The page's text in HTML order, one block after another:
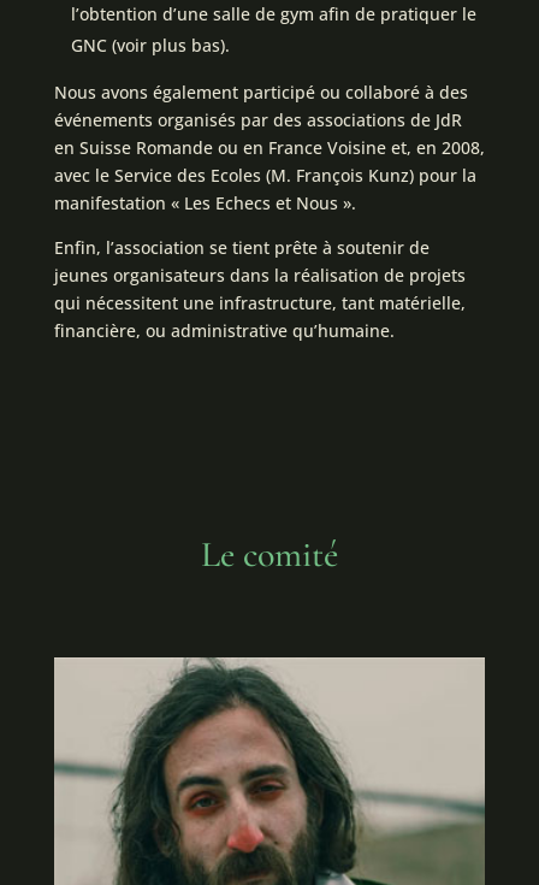
l’obtention d’une salle de gym afin de pratiquer le
GNC (voir plus bas).
Nous avons également participé ou collaboré à des
événements organisés par des associations de JdR
en Suisse Romande ou en France Voisine et, en 2008,
avec le Service des Ecoles (M. François Kunz) pour la
manifestation « Les Echecs et Nous ».
Enfin, l’association se tient prête à soutenir de
jeunes organisateurs dans la réalisation de projets
qui nécessitent une infrastructure, tant matérielle,
financière, ou administrative qu’humaine.
Le comité